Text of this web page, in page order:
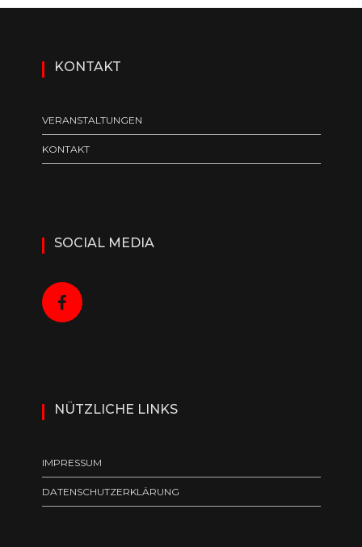
KONTAKT
VERANSTALTUNGEN
KONTAKT
SOCIAL MEDIA
NÜTZLICHE LINKS
IMPRESSUM
DATENSCHUTZERKLÄRUNG